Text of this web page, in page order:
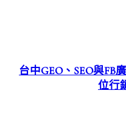
台中GEO、SEO與FB
位行